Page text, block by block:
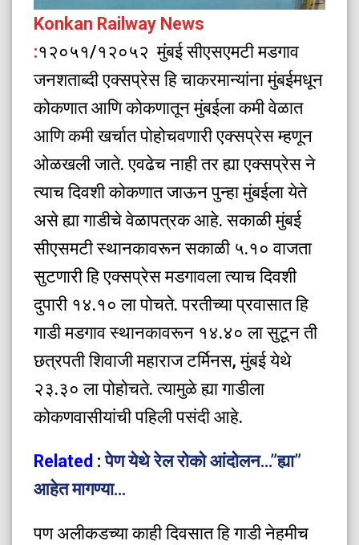
Konkan Railway News
:१२०५१/१२०५२ मुंबई सीएसएमटी मडगाव
जनशताब्दी एक्सप्रेस हि चाकरमान्यांना मुंबईमधून
कोकणात आणि कोकणातून मुंबईला कमी वेळात
आणि कमी खर्चात पोहोचवणारी एक्सप्रेस म्हणून
ओळखली जाते. एवढेच नाही तर ह्या एक्सप्रेस ने
त्याच दिवशी कोकणात जाऊन पुन्हा मुंबईला येते
असे ह्या गाडीचे वेळापत्रक आहे. सकाळी मुंबई
सीएसमटी स्थानकावरून सकाळी ५.१० वाजता
सुटणारी हि एक्सप्रेस मडगावला त्याच दिवशी
दुपारी १४.१० ला पोचते. परतीच्या प्रवासात हि
गाडी मडगाव स्थानकावरून १४.४० ला सुटून ती
छत्रपती शिवाजी महाराज टर्मिनस, मुंबई येथे
२३.३० ला पोहोचते. त्यामुळे ह्या गाडीला
कोकणवासीयांची पहिली पसंदी आहे.
Related :पेण येथे रेल रोको आंदोलन…”ह्या”
आहेत मागण्या…
पण अलीकडच्या काही दिवसात हि गाडी नेहमीच